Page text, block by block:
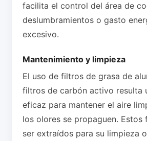
facilita el control del área de
deslumbramientos o gasto
excesivo.
Mantenimiento y limpieza
El uso de filtros de grasa de
filtros de carbón activo resulta
eficaz para mantener el aire
los olores se propaguen. Estos
ser extraídos para su limpieza